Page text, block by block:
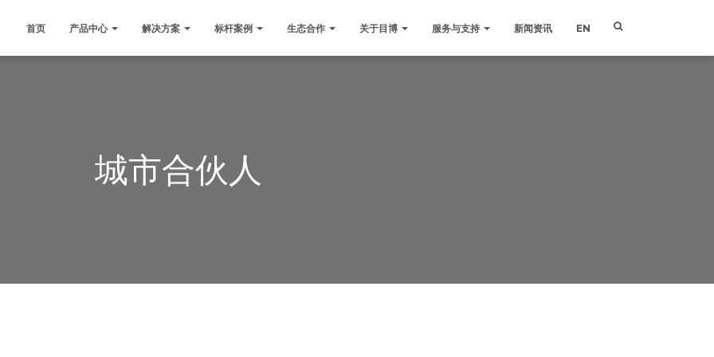
首页 产品中心 解决方案 标杆案例 生态合作 关于目博 服务与支持 新闻资讯 EN
城市合伙人